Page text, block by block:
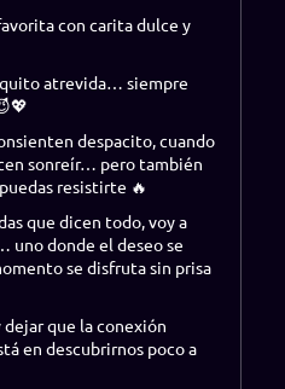
con carita dulce y
atrevida… siempre
despacito, cuando
sonreír… pero también
resistirte 🔥
que dicen todo, voy a
donde el deseo se
se disfruta sin prisa
que la conexión
en descubrirnos poco a